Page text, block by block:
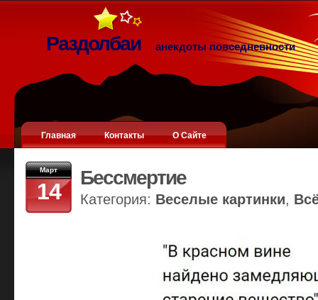
Раздолбаи анекдоты повседневности
Главная Контакты О Сайте
Март
14
Бессмертие
Категория: Веселые картинки,